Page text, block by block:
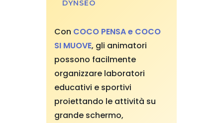
DYNSEO
Con COCO PENSA e COCO
SI MUOVE, gli animatori
possono facilmente
organizzare laboratori
educativi e sportivi
proiettando le attività su
grande schermo,